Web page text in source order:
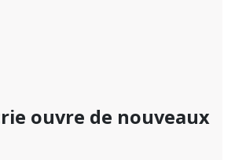
ouvre de nouveaux